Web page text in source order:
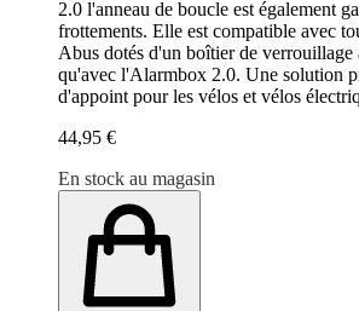
2.0 l'anneau de boucle est également
frottements. Elle est compatible avec
Abus dotés d'un boîtier de verrouillage
qu'avec l'Alarmbox 2.0. Une solution
d'appoint pour les vélos et vélos
44,95 €
En stock au magasin